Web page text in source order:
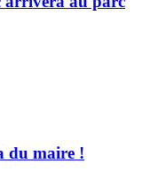
du maire !